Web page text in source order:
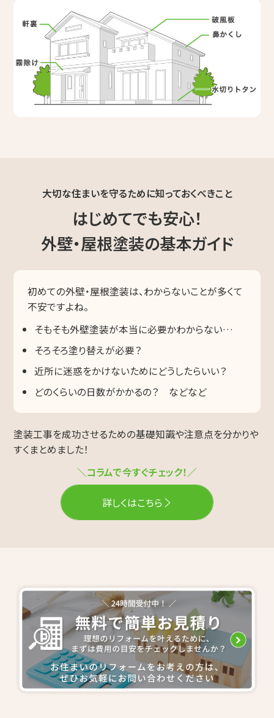
大切な住まいを守るために知っておくべきこと
はじめてでも安心！
外壁・屋根塗装の基本ガイド
初めての外壁・屋根塗装は、わからないことが多くて
不安ですよね。
そもそも外壁塗装が本当に必要かわからない…
そろそろ塗り替えが必要？
近所に迷惑をかけないためにどうしたらいい？
どのくらいの日数がかかるの？ などなど
塗装工事を成功させるための基礎知識や注意点を分かりや
すくまとめました！
＼コラムで今すぐチェック！／
詳しくはこちら